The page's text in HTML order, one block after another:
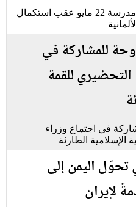
مدير عام "القاهرة" يتفقد مبنى مدرسة 22 مايو عقب استكمال
للمشاركة في
للقمة
في اجتماع وزراء
الإسلامية الطارئة
تحوّل اليمن إلى
لإيران